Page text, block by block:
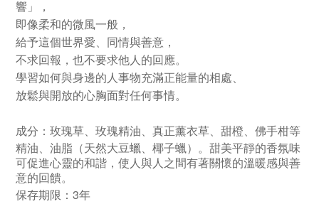
響」，
即像柔和的微風一般，
給予這個世界愛、同情與善意，
不求回報，也不要求他人的回應。
學習如何與身邊的人事物充滿正能量的相處、
放鬆與開放的心胸面對任何事情。
成分： 玫瑰草、玫瑰精油、真正薰衣草、甜橙、佛手柑等
精油、油脂（天然大豆蠟、椰子蠟）。
甜美平靜的香氛味
可促進心靈的和諧，使人與人之間有著關懷的溫暖感與善
意的回饋。
保存期限：3年